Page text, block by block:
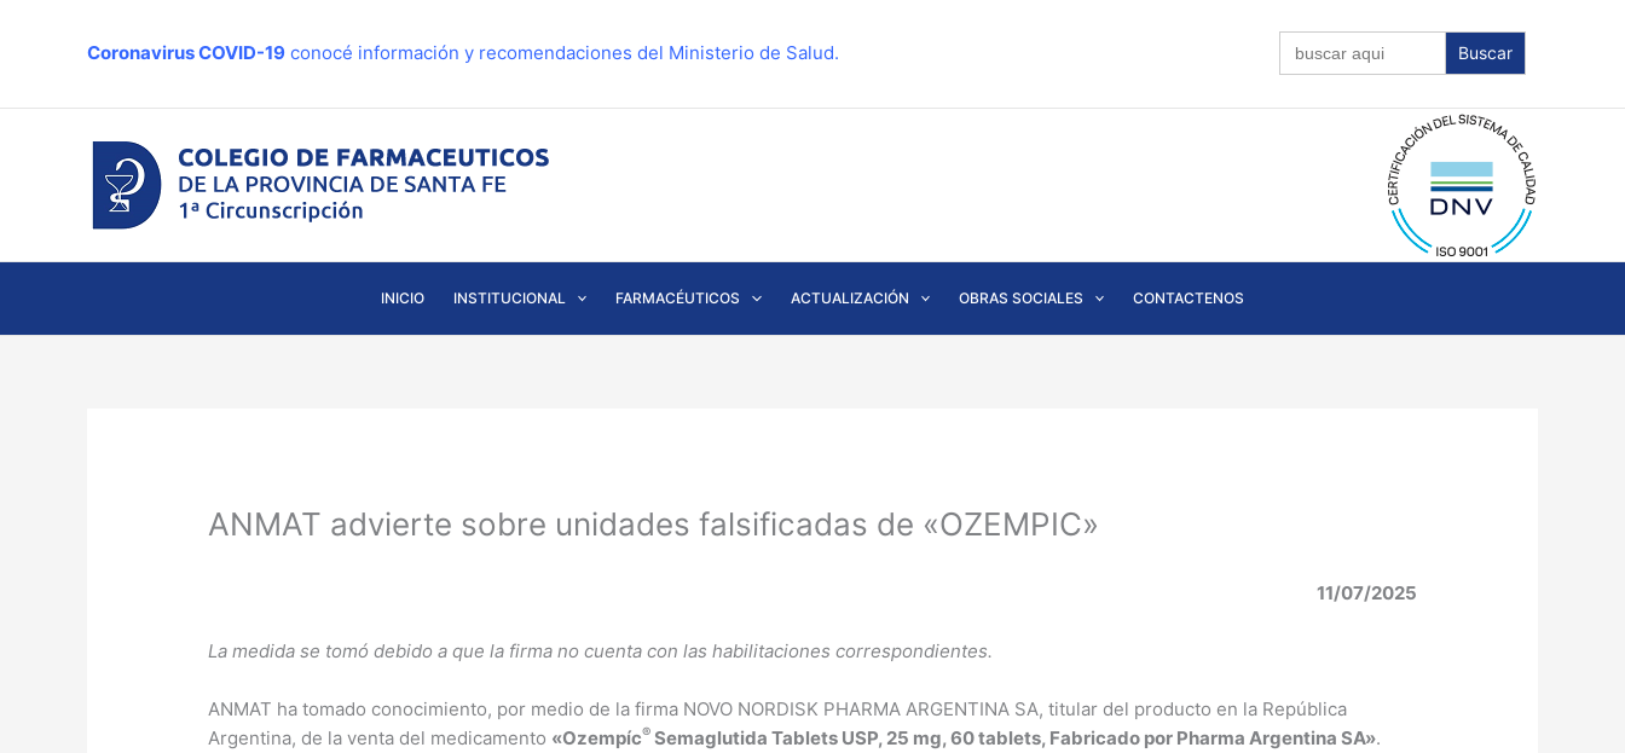
Coronavirus COVID-19 conocé información y recomendaciones del Ministerio de Salud.
Buscar:
INICIO INSTITUCIONAL FARMACÉUTICOS ACTUALIZACIÓN OBRAS SOCIALES CONTACTENOS
ANMAT advierte sobre unidades falsificadas de «OZEMPIC»
11/07/2025
La medida se tomó debido a que la firma no cuenta con las habilitaciones correspondientes.
ANMAT ha tomado conocimiento, por medio de la firma NOVO NORDISK PHARMA ARGENTINA SA, titular del producto en la República
Argentina, de la venta del medicamento «Ozempíc® Semaglutida Tablets USP, 25 mg, 60 tablets, Fabricado por Pharma Argentina SA».